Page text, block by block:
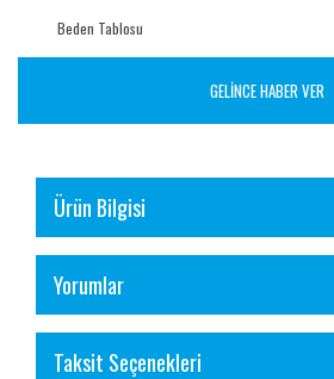
Beden Tablosu
GELİNCE HABER VER
Ürün Bilgisi
Yorumlar
Taksit Seçenekleri